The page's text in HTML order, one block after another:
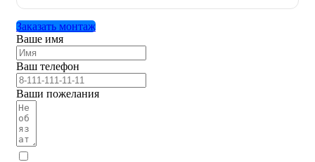
Заказать монтаж
Ваше имя
Ваш телефон
Ваши пожелания